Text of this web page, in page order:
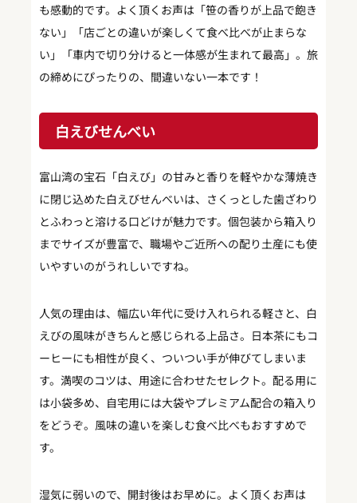
も感動的です。よく頂くお声は「笹の香りが上品で飽き
ない」「店ごとの違いが楽しくて食べ比べが止まらな
い」「車内で切り分けると一体感が生まれて最高」。旅
の締めにぴったりの、間違いない一本です！
白えびせんべい
富山湾の宝石「白えび」の甘みと香りを軽やかな薄焼き
に閉じ込めた白えびせんべいは、さくっとした歯ざわり
とふわっと溶ける口どけが魅力です。個包装から箱入り
までサイズが豊富で、職場やご近所への配り土産にも使
いやすいのがうれしいですね。
人気の理由は、幅広い年代に受け入れられる軽さと、白
えびの風味がきちんと感じられる上品さ。日本茶にもコ
ーヒーにも相性が良く、ついつい手が伸びてしまいま
す。満喫のコツは、用途に合わせたセレクト。配る用に
は小袋多め、自宅用には大袋やプレミアム配合の箱入り
をどうぞ。風味の違いを楽しむ食べ比べもおすすめで
す。
湿気に弱いので、開封後はお早めに。よく頂くお声は